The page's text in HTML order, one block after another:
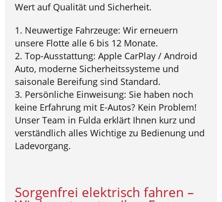
Wert auf Qualität und Sicherheit.
Neuwertige Fahrzeuge: Wir erneuern
unsere Flotte alle 6 bis 12 Monate.
Top-Ausstattung: Apple CarPlay / Android
Auto, moderne Sicherheitssysteme und
saisonale Bereifung sind Standard.
Persönliche Einweisung: Sie haben noch
keine Erfahrung mit E-Autos? Kein Problem!
Unser Team in Fulda erklärt Ihnen kurz und
verständlich alles Wichtige zu Bedienung und
Ladevorgang.
Sorgenfrei elektrisch fahren –